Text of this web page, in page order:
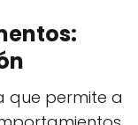
que permite a